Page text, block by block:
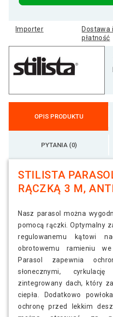
Importer
Dostawa i
płatność
OPIS PRODUKTU
PYTANIA (0)
STILISTA
RĄCZKĄ 3 M,
Nasz parasol można
pomocą rączki. Optymalny
regulowanemu kątowi
obrotowemu ramieniu
Parasol zapewnia
słonecznymi,
zintegrowany dach, który
ciepła. Dodatkowo
ochronę przed lekkim